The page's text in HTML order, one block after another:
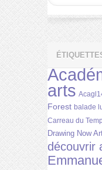
arts
Forest balade
Carreau du
Drawing Now
découvrir